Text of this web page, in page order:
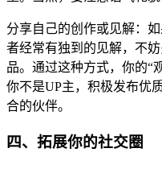
分享自己的创作或见解：
者经常有独到的见解，不
品。通过这种方式，你的“
你不是UP主，积极发布优
合的伙伴。
四、拓展你的社交圈